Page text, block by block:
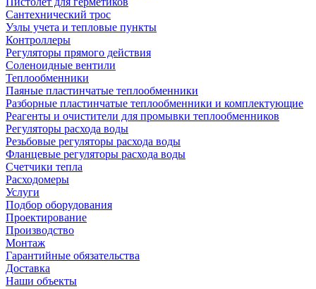
Сантехнический трос
Узлы учета и тепловые пункты
Контроллеры
Регуляторы прямого действия
Соленоидные вентили
Теплообменники
Паяные пластинчатые теплообменники
Разборные пластинчатые теплообменники и комплектующие
Реагенты и очистители для промывки теплообменников
Регуляторы расхода воды
Резьбовые регуляторы расхода воды
Фланцевые регуляторы расхода воды
Счетчики тепла
Расходомеры
Услуги
Подбор оборудования
Проектирование
Производство
Монтаж
Гарантийные обязательства
Доставка
Наши объекты